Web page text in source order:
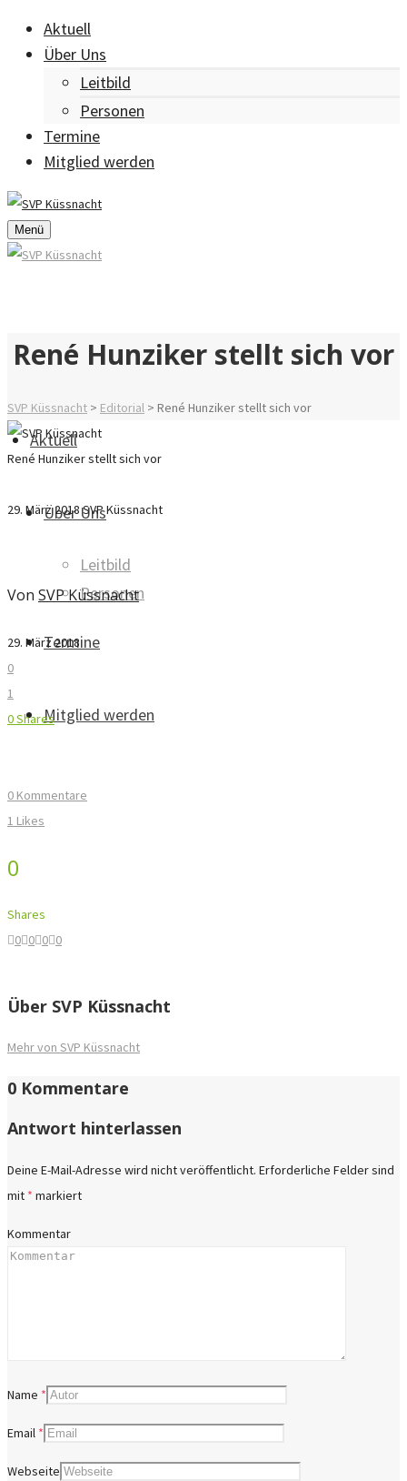
Aktuell
Über Uns
Leitbild
Personen
Termine
Mitglied werden
Menü
Aktuell
Über Uns
Leitbild
Personen
Termine
Mitglied werden
René Hunziker stellt sich vor
SVP Küssnacht > Editorial > René Hunziker stellt sich vor
René Hunziker stellt sich vor
29. März 2018 SVP Küssnacht
Von SVP Küssnacht
29. März 2018
0
1
0Shares
0 Kommentare
1 Likes
0
Shares
0 0 0 0
Über SVP Küssnacht
Mehr von SVP Küssnacht
0 Kommentare
Antwort hinterlassen
Deine E-Mail-Adresse wird nicht veröffentlicht. Erforderliche Felder sind
mit * markiert
Kommentar
Name *
Email *
Webseite